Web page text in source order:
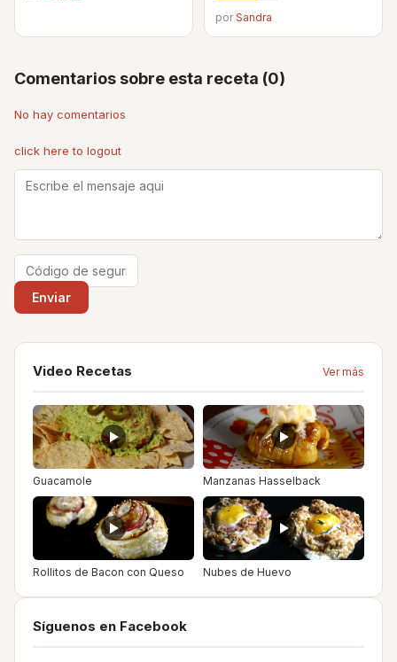
porSandra
Comentarios sobre esta receta (0)
No hay comentarios
click here to logout
Video Recetas Ver más
Guacamole Manzanas Hasselback
Rollitos de Bacon con Queso Nubes de Huevo
Síguenos en Facebook